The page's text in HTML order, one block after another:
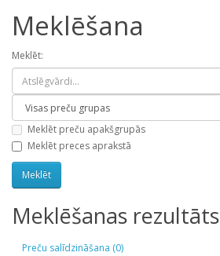
Meklēšana
Meklēt:
Meklēt preču apakšgrupās
Meklēt preces aprakstā
Meklēšanas rezultāts
Preču salīdzināšana (0)